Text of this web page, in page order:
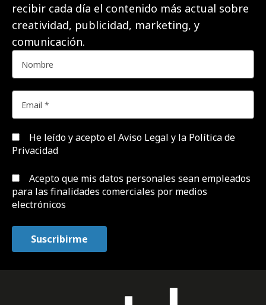
recibir cada día el contenido más actual sobre
creatividad, publicidad, marketing, y
comunicación.
He leído y acepto el Aviso Legal y la Política de
Privacidad
Acepto que mis datos personales sean empleados
para las finalidades comerciales por medios
electrónicos